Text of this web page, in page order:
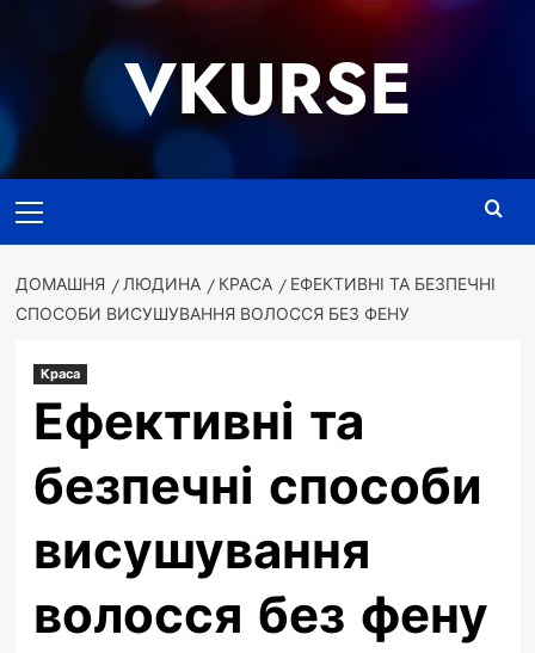
VKURSE
меню
ДОМАШНЯ ЛЮДИНА КРАСА
ЕФЕКТИВНІ ТА БЕЗПЕЧНІ
СПОСОБИ ВИСУШУВАННЯ ВОЛОССЯ БЕЗ ФЕНУ
Краса
Ефективні та
безпечні способи
висушування
волосся без фену